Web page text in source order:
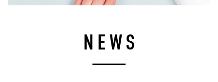
NEWS